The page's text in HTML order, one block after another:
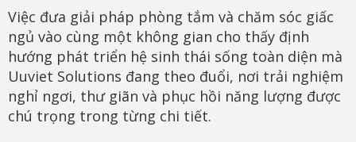
Việc đưa giải pháp phòng tắm và chăm sóc giấc
ngủ vào cùng một không gian cho thấy định
hướng phát triển hệ sinh thái sống toàn diện mà
Uuviet Solutions đang theo đuổi, nơi trải nghiệm
nghỉ ngơi, thư giãn và phục hồi năng lượng được
chú trọng trong từng chi tiết.